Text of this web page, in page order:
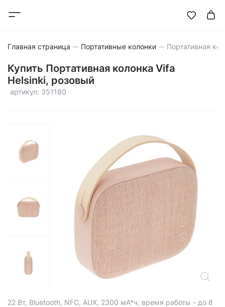
Главная страница Портативные колонки
Купить Портативная колонка Vifa
Helsinki, розовый
артикул: 351180
22 Вт, Bluetooth, NFC, AUX, 2300 мА*ч, время работы - до 8